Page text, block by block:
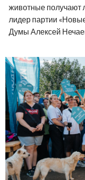
животные получают
лидер партии
Думы Алексей